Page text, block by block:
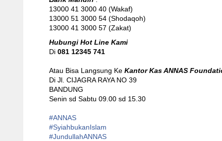
13000 41 3000 40 (Wakaf)
13000 51 3000 54 (Shodaqoh)
13000 41 3000 57 (Zakat)
Hubungi Hot Line Kami
Di 081 12345 741
Atau Bisa Langsung Ke Kantor Kas ANNAS
Di Jl. CIJAGRA RAYA NO 39
BANDUNG
Senin sd Sabtu 09.00 sd 15.30
#ANNAS
#SyiahbukanIslam
#JundullahANNAS